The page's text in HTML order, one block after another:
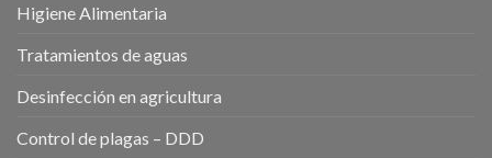
Higiene Alimentaria
Tratamientos de aguas
Desinfección en agricultura
Control de plagas – DDD